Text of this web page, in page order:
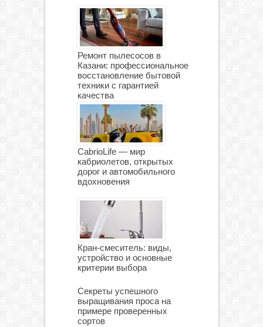
Ремонт пылесосов в
Казани: профессиональное
восстановление бытовой
техники с гарантией
качества
CabrioLife — мир
кабриолетов, открытых
дорог и автомобильного
вдохновения
Кран-смеситель: виды,
устройство и основные
критерии выбора
Секреты успешного
выращивания проса на
примере проверенных
сортов